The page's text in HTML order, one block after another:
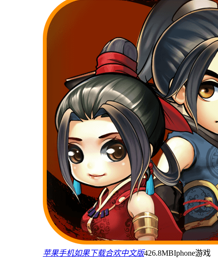
苹果手机如果下载合欢中文版426.8MBIphone游戏